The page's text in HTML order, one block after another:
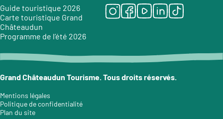
Guide touristique 2026
Carte touristique Grand
Châteaudun
Programme de l’été 2026
Instagram
Facebook
Youtube
LinkedIn
Tiktok
Grand Châteaudun Tourisme. Tous droits réservés.
Mentions légales
Politique de confidentialité
Plan du site